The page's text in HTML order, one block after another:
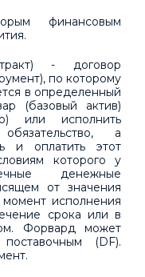
финансовым
- договор
по которому
в определенный
(базовый актив)
или исполнить
а
и оплатить этот
которого у
денежные
от значения
момент исполнения
срока или в
Форвард может
(DF).